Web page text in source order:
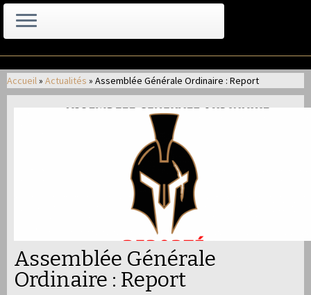
au
contenu
Accueil» Actualités » Assemblée Générale Ordinaire : Report
Assemblée Générale
Ordinaire : Report